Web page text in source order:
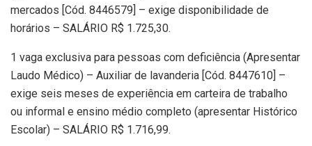
mercados [Cód. 8446579] – exige disponibilidade de
horários – SALÁRIO R$ 1.725,30.
1 vaga exclusiva para pessoas com deficiência (Apresentar
Laudo Médico) – Auxiliar de lavanderia [Cód. 8447610] –
exige seis meses de experiência em carteira de trabalho
ou informal e ensino médio completo (apresentar Histórico
Escolar) – SALÁRIO R$ 1.716,99.